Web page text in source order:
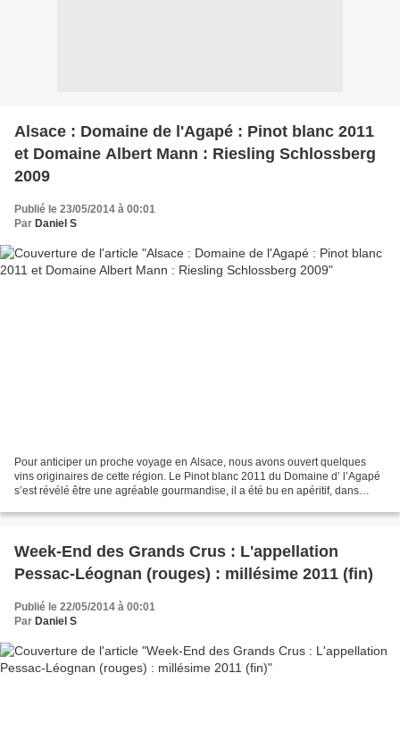
Alsace : Domaine de l'Agapé : Pinot blanc 2011
et Domaine Albert Mann : Riesling Schlossberg
2009
Publié le 23/05/2014 à 00:01
Par Daniel S
Pour anticiper un proche voyage en Alsace, nous avons ouvert quelques
vins originaires de cette région. Le Pinot blanc 2011 du Domaine d’ l’Agapé
s’est révélé être une agréable gourmandise, il a été bu en apéritif, dans
Week-End des Grands Crus : L'appellation
Pessac-Léognan (rouges) : millésime 2011 (fin)
Publié le 22/05/2014 à 00:01
Par Daniel S